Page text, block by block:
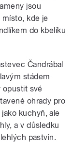
jsou
místo, kde je
do kbelíku
Čandrábal
stádem
opustit své
ohrady pro
kuchyň, ale
a v důsledku
pastvin.